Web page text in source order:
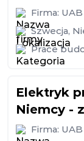
Firma:
Szwecja,
Prace
Elektryk
Niemcy -
Firma: